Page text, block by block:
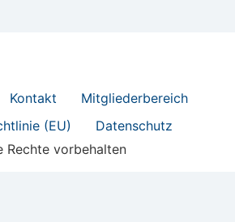
Kontakt
Mitgliederbereich
(EU)
Datenschutz
Rechte vorbehalten